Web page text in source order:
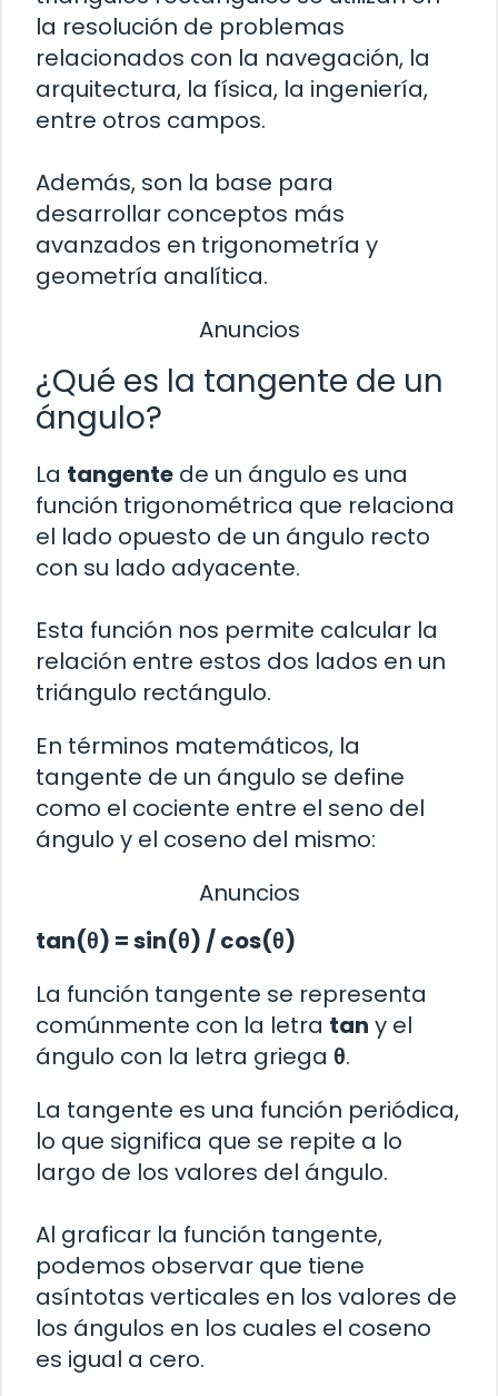
la resolución de problemas
relacionados con la navegación, la
arquitectura, la física, la ingeniería,
entre otros campos.
Además, son la base para
desarrollar conceptos más
avanzados en trigonometría y
geometría analítica.
Anuncios
¿Qué es la tangente de un
ángulo?
La tangente de un ángulo es una
función trigonométrica que relaciona
el lado opuesto de un ángulo recto
con su lado adyacente.
Esta función nos permite calcular la
relación entre estos dos lados en un
triángulo rectángulo.
En términos matemáticos, la
tangente de un ángulo se define
como el cociente entre el seno del
ángulo y el coseno del mismo:
Anuncios
tan(θ) = sin(θ) / cos(θ)
La función tangente se representa
comúnmente con la letra tan y el
ángulo con la letra griega θ.
La tangente es una función periódica,
lo que significa que se repite a lo
largo de los valores del ángulo.
Al graficar la función tangente,
podemos observar que tiene
asíntotas verticales en los valores de
los ángulos en los cuales el coseno
es igual a cero.